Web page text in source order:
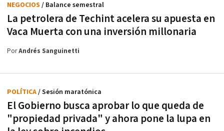
La petrolera de Techint acelera su apuesta en
Vaca Muerta con una inversión millonaria
NEGOCIOS / Balance semestral
PorAndrés Sanguinetti
El Gobierno busca aprobar lo que queda de
"propiedad privada" y ahora pone la lupa en
POLÍTICA/ Sesión maratónica